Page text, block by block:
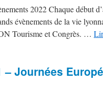
2022 Chaque début
évènements de la vie
Tourisme et Congrès. …
– Journées